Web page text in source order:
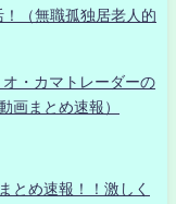
（無職孤独居老人的
・カマトレーダーの
まとめ速報）
とめ速報！！激しく